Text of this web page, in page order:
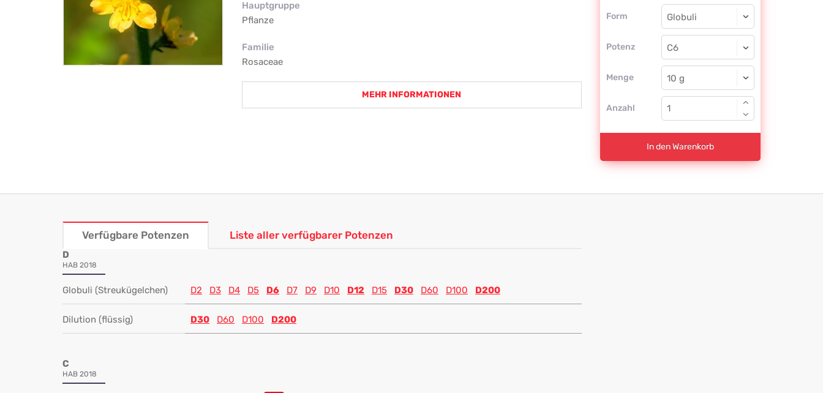
Hauptgruppe
Pflanze
Familie
Rosaceae
MEHR INFORMATIONEN
Form
Form
Potenz
Globuli
C6
Menge
Globuli
Anzahl
In den Warenkorb
Verfügbare Potenzen Liste aller verfügbarer Potenzen
D
HAB 2018
Globuli (Streukügelchen) D2 D3 D4 D5 D6 D7 D9 D10 D12 D15 D30 D60 D100 D200
Dilution (flüssig) D30 D60 D100 D200
C
HAB 2018